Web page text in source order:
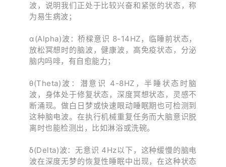
波，说明我们正处于比较兴奋和紧张的状态，称
为易生病波；
α(Alpha)波：桥樑意识 8-14HZ，临睡前状态，
放松冥想时的脑波，健康波，高免疫状态，分泌
脑内吗啡，有自愈能力；
θ(Theta)波：潜意识 4-8HZ，半睡状态时脑
波，身体处于修复状态，深度冥想状态，灵感不
断涌现。做白日梦或快速眼动睡眠期也可检测到
这种脑电波。在执行机械重复任务而大脑意识脱
离时也能检测出，比如淋浴或洗碗。
δ(Delta)波：无意识 4Hz以下，这种缓慢的脑电
波在深度无梦的恢复性睡眠中出现，在这种状态